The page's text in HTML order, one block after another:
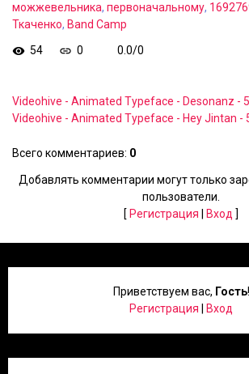
можжевельника, первоначальному,
Ткаченко, Band Camp
54
0 0.0/0
Videohive - Animated Typeface - Desonanz -
Videohive - Animated Typeface - Hey Jintan -
Всего комментариев: 0
Добавлять комментарии могут только
пользователи.
[ Регистрация Вход ]
Приветствуем вас, Гость!
Регистрация
Вход